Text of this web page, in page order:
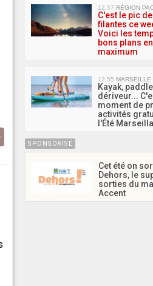
12:57 RÉGION
C'est le pic
filantes ce
Voici les
bons plans
maximum
12:55 MARSEILLE
Kayak,
dériveur...
moment de
activités
l'Été
SPONSORISÉ
Cet été on
Dehors, le
sorties du
Accent